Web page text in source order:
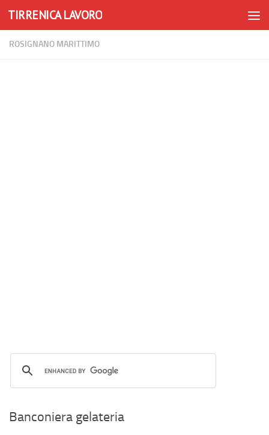
Skip to content
TIRRENICA LAVORO
ROSIGNANO MARITTIMO
Banconiera gelateria